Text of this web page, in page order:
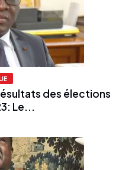
des élections
Le...